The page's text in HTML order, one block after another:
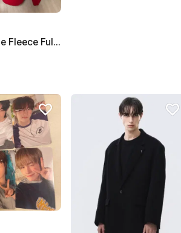
모노하 Lounge Fleece Full-Zip Up 레드색